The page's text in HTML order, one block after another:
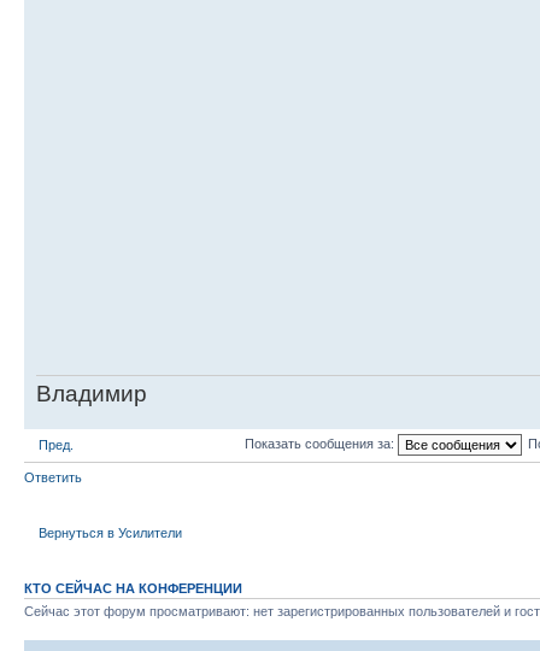
Владимир
Пред. Показать сообщения за:
Ответить
Вернуться в Усилители
КТО СЕЙЧАС НА КОНФЕРЕНЦИИ
Сейчас этот форум просматривают: нет зарегистрированных пользователей и